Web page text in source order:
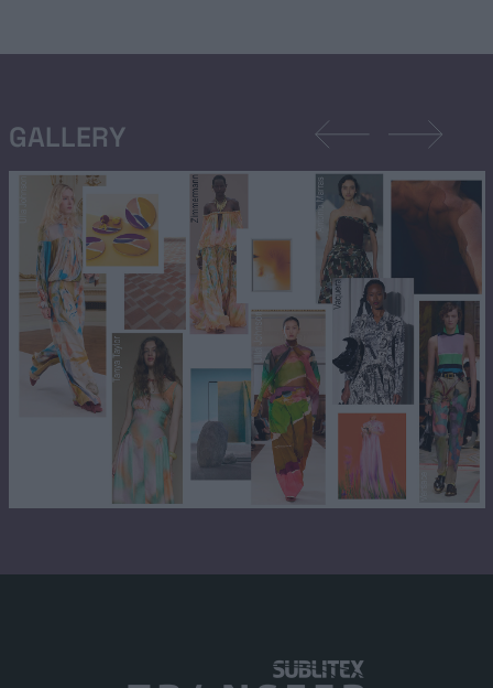
GALLERY